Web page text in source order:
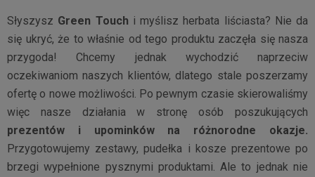
Słyszysz Green Touch i myślisz herbata liściasta? Nie da
się ukryć, że to właśnie od tego produktu zaczęła się nasza
przygoda! Chcemy jednak wychodzić naprzeciw
oczekiwaniom naszych klientów, dlatego stale poszerzamy
ofertę o nowe możliwości. Po pewnym czasie skierowaliśmy
więc nasze działania w stronę osób poszukujących
prezentów i upominków na różnorodne okazje.
Przygotowujemy zestawy, pudełka i kosze prezentowe po
brzegi wypełnione pysznymi produktami. Ale to jednak nie